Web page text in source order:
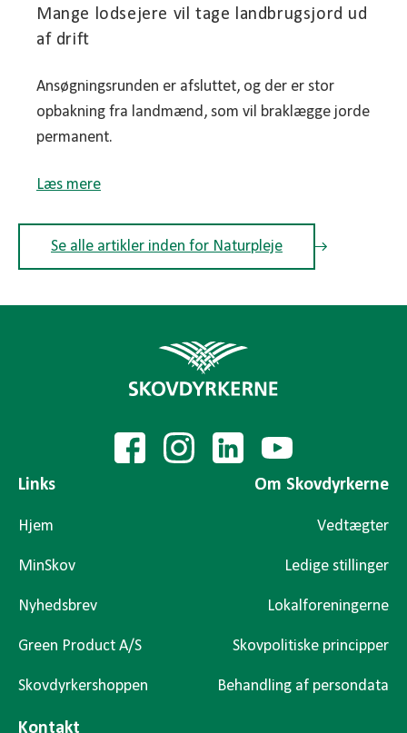
Mange lodsejere vil tage landbrugsjord ud
af drift
Ansøgningsrunden er afsluttet, og der er stor
opbakning fra landmænd, som vil braklægge jorde
permanent.
Læs mere
Se alle artikler inden for Naturpleje
Links
Hjem
MinSkov
Nyhedsbrev
Green Product A/S
Skovdyrkershoppen
Om Skovdyrkerne
Vedtægter
Ledige stillinger
Lokalforeningerne
Skovpolitiske principper
Behandling af persondata
Kontakt